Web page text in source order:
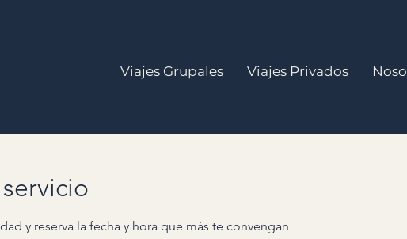
Viajes Grupales Viajes Privados
y reserva la fecha y hora que más te convengan